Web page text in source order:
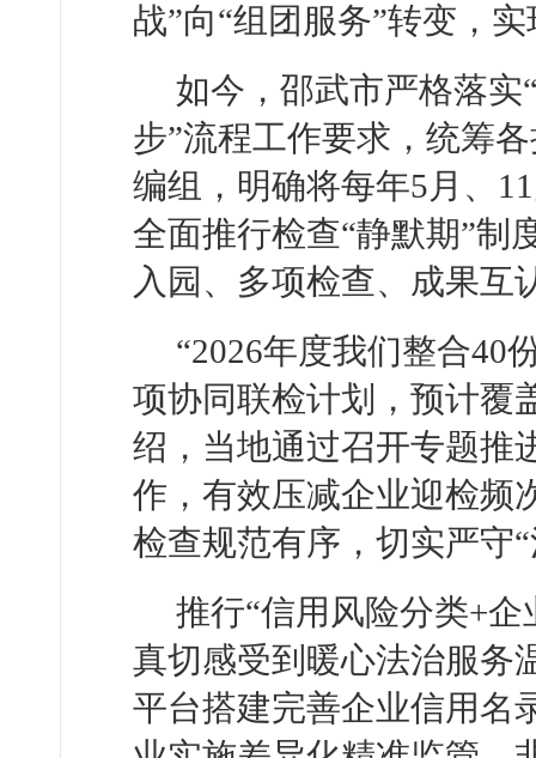
战”向“组团服务”转变，
如今，邵武市严格落实
步”流程工作要求，统筹
编组，明确将每年5月、
全面推行检查“静默期”制
入园、多项检查、成果互
“2026年度我们整合40
项协同联检计划，预计覆
绍，当地通过召开专题推
作，有效压减企业迎检频
检查规范有序，切实严守
推行“信用风险分类+
真切感受到暖心法治服务
平台搭建完善企业信用名